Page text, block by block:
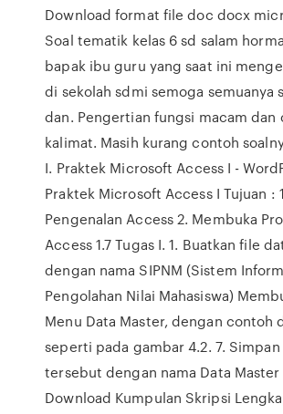
Download format file doc docx
Soal tematik kelas 6 sd salam
bapak ibu guru yang saat ini
di sekolah sdmi semoga semuanya
dan. Pengertian fungsi macam dan
kalimat. Masih kurang contoh
I. Praktek Microsoft Access I -
Praktek Microsoft Access I Tujuan :
Pengenalan Access 2. Membuka
Access 1.7 Tugas I. 1. Buatkan file
dengan nama SIPNM (Sistem
Pengolahan Nilai Mahasiswa)
Menu Data Master, dengan contoh
seperti pada gambar 4.2. 7. Simpan
tersebut dengan nama Data Master
Download Kumpulan Skripsi